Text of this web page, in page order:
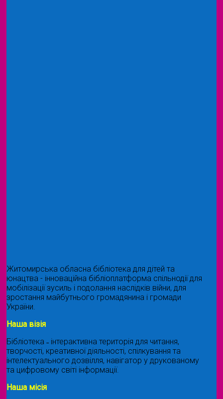
Житомирська обласна бібліотека для дітей та
юнацтва - інноваційна бібліоплатформа спільнодії для
мобілізації зусиль і подолання наслідків війни, для
зростання майбутнього громадянина і громади
України.
Наша візія
Бібліотека ˗ інтерактивна територія для читання,
творчості, креативної діяльності, спілкування та
інтелектуального дозвілля, навігатор у друкованому
та цифровому світі інформації.
Наша місія